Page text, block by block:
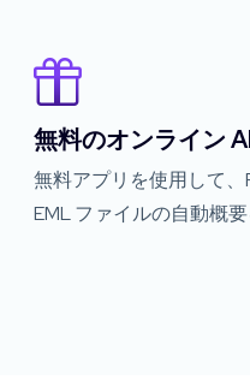
無料のオンライン
無料アプリを使用して、
EML ファイルの自動概要